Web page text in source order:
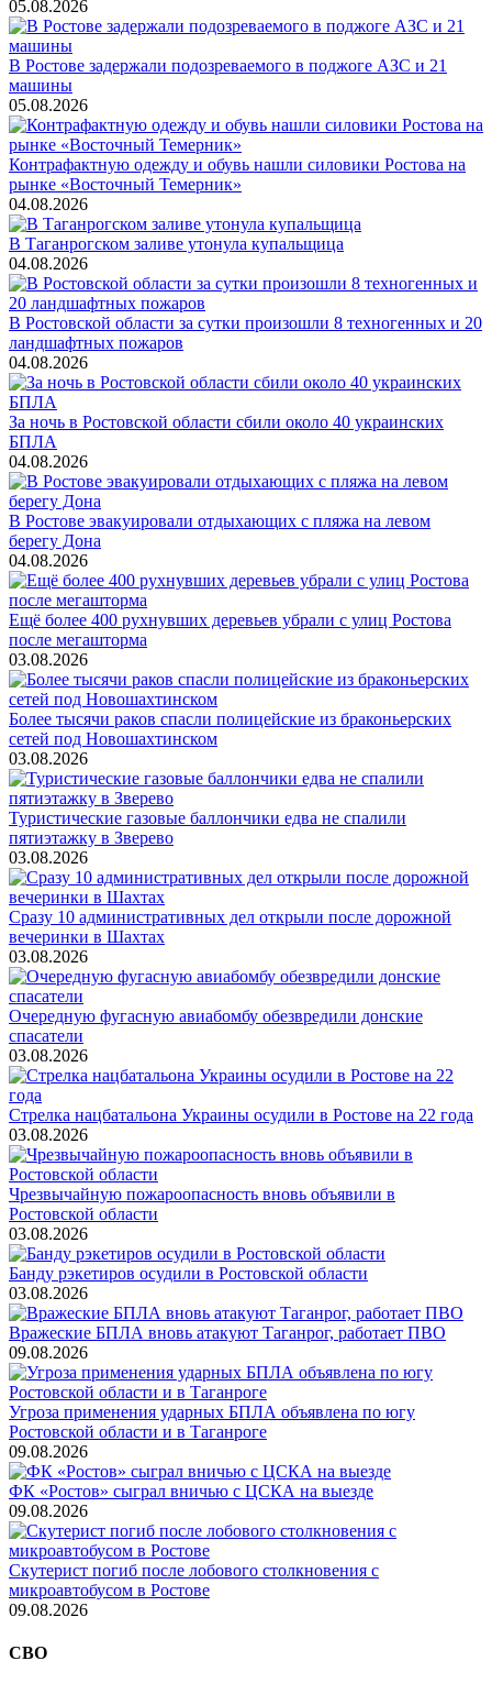
05.08.2026
В Ростове задержали подозреваемого в поджоге АЗС и 21
машины
05.08.2026
Контрафактную одежду и обувь нашли силовики Ростова на
рынке «Восточный Темерник»
04.08.2026
В Таганрогском заливе утонула купальщица
04.08.2026
В Ростовской области за сутки произошли 8 техногенных и 20
ландшафтных пожаров
04.08.2026
За ночь в Ростовской области сбили около 40 украинских
БПЛА
04.08.2026
В Ростове эвакуировали отдыхающих с пляжа на левом
берегу Дона
04.08.2026
Ещё более 400 рухнувших деревьев убрали с улиц Ростова
после мегашторма
03.08.2026
Более тысячи раков спасли полицейские из браконьерских
сетей под Новошахтинском
03.08.2026
Туристические газовые баллончики едва не спалили
пятиэтажку в Зверево
03.08.2026
Сразу 10 административных дел открыли после дорожной
вечеринки в Шахтах
03.08.2026
Очередную фугасную авиабомбу обезвредили донские
спасатели
03.08.2026
Стрелка нацбатальона Украины осудили в Ростове на 22 года
03.08.2026
Чрезвычайную пожароопасность вновь объявили в
Ростовской области
03.08.2026
Банду рэкетиров осудили в Ростовской области
03.08.2026
Вражеские БПЛА вновь атакуют Таганрог, работает ПВО
09.08.2026
Угроза применения ударных БПЛА объявлена по югу
Ростовской области и в Таганроге
09.08.2026
ФК «Ростов» сыграл вничью с ЦСКА на выезде
09.08.2026
Скутерист погиб после лобового столкновения с
микроавтобусом в Ростове
09.08.2026
СВО